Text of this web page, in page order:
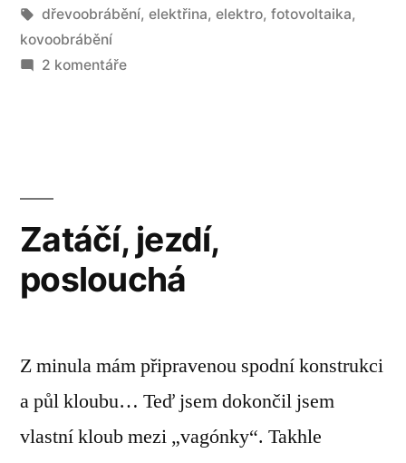
v
Štítky:
dřevoobrábění, elektřina, elektro, fotovoltaika,
kovoobrábění
2 komentářeu
Zatáčí, jezdí,
poslouchá
Z minula mám připravenou spodní konstrukci
a půl kloubu… Teď jsem dokončil jsem
vlastní kloub mezi „vagónky“. Takhle